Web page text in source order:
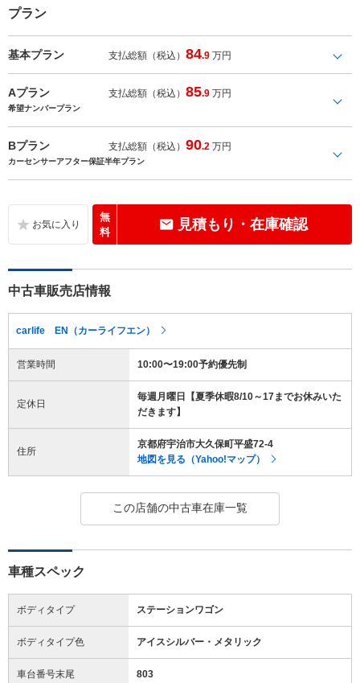
プラン
基本プラン 支払総額（税込）84.9 万円
Aプラン 支払総額（税込）85.9 万円
希望ナンバープラン
Bプラン 支払総額（税込）90.2 万円
カーセンサーアフター保証半年プラン
無
料
見積もり・在庫確認
中古車販売店情報
carlife EN（カーライフエン）
営業時間 10:00〜19:00予約優先制
定休日
毎週月曜日【夏季休暇8/10～17までお休みいた
だきます】
住所
京都府宇治市大久保町平盛72-4
地図を見る（Yahoo!マップ）
この店舗の中古車在庫一覧
車種スペック
ボディタイプ ステーションワゴン
ボディタイプ色 アイスシルバー・メタリック
車台番号末尾 803